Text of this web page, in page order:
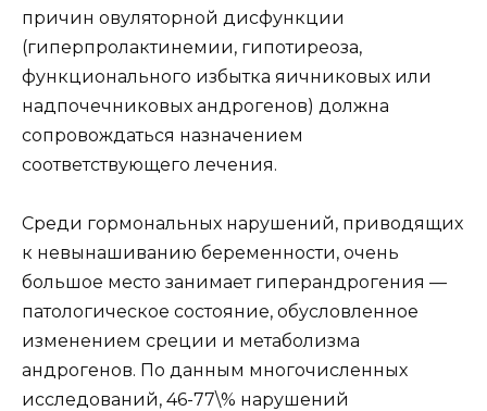
причин овуляторной дисфункции
(гиперпролактинемии, гипотиреоза,
функционального избытка яичниковых или
надпочечниковых андрогенов) должна
сопровождаться назначением
соответствующего лечения.
Среди гормональных нарушений, приводящих
к невынашиванию беременности, очень
большое место занимает гиперандрогения —
патологическое состояние, обусловленное
изменением среции и метаболизма
андрогенов. По данным многочисленных
исследований, 46-77\% нарушений